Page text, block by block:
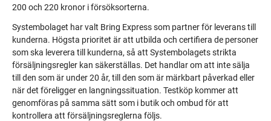
200 och 220 kronor i försöksorterna.
Systembolaget har valt Bring Express som partner för leverans till
kunderna. Högsta prioritet är att utbilda och certifiera de personer
som ska leverera till kunderna, så att Systembolagets strikta
försäljningsregler kan säkerställas. Det handlar om att inte sälja
till den som är under 20 år, till den som är märkbart påverkad eller
när det föreligger en langningssituation. Testköp kommer att
genomföras på samma sätt som i butik och ombud för att
kontrollera att försäljningsreglerna följs.